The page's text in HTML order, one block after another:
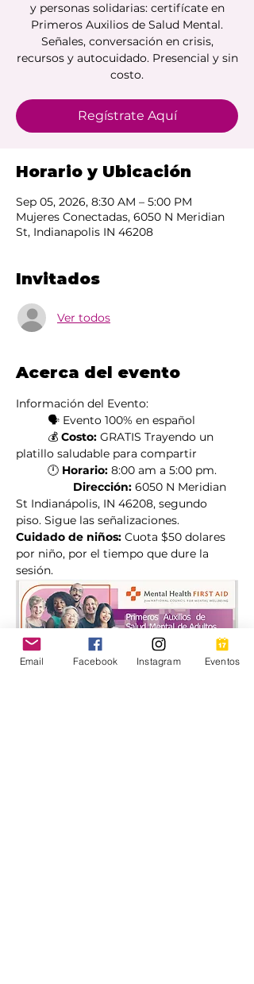
y personas solidarias: certifícate en
Primeros Auxilios de Salud Mental.
Señales, conversación en crisis,
recursos y autocuidado. Presencial y sin
costo.
Regístrate Aquí
Horario y Ubicación
Sep 05, 2026, 8:30 AM – 5:00 PM
Mujeres Conectadas, 6050 N Meridian
St, Indianapolis IN 46208
Invitados
Ver todos
Acerca del evento
Información del Evento:
	🗣️ Evento 100% en español
	💰
Costo: GRATIS Trayendo un
platillo saludable para compartir
	🕛
Horario: 8:00 am a 5:00 pm.
                  Dirección:
6050 N Meridian
St Indianápolis, IN 46208, segundo
piso. Sigue las señalizaciones.
Cuidado de niños: Cuota $50 dolares
por niño, por el tiempo que dure la
sesión.
Email Facebook Instagram Eventos